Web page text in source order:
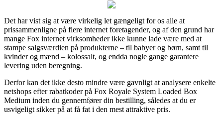
Det har vist sig at være virkelig let gængeligt for os alle at
prissammenligne på flere internet foretagender, og af den grund har
mange Fox internet virksomheder ikke kunne lade være med at
stampe salgsværdien på produkterne – til babyer og børn, samt til
kvinder og mænd – kolossalt, og endda nogle gange garantere
levering uden beregning.
Derfor kan det ikke desto mindre være gavnligt at analysere enkelte
netshops efter rabatkoder på Fox Royale System Loaded Box
Medium inden du gennemfører din bestilling, således at du er
usvigeligt sikker på at få fat i den mest attraktive pris.